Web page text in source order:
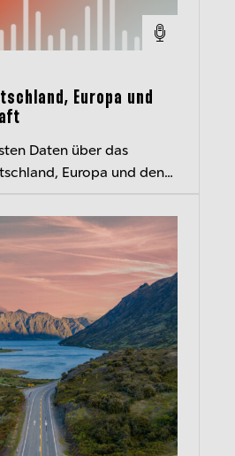
Europa und
Daten über das
Europa und den